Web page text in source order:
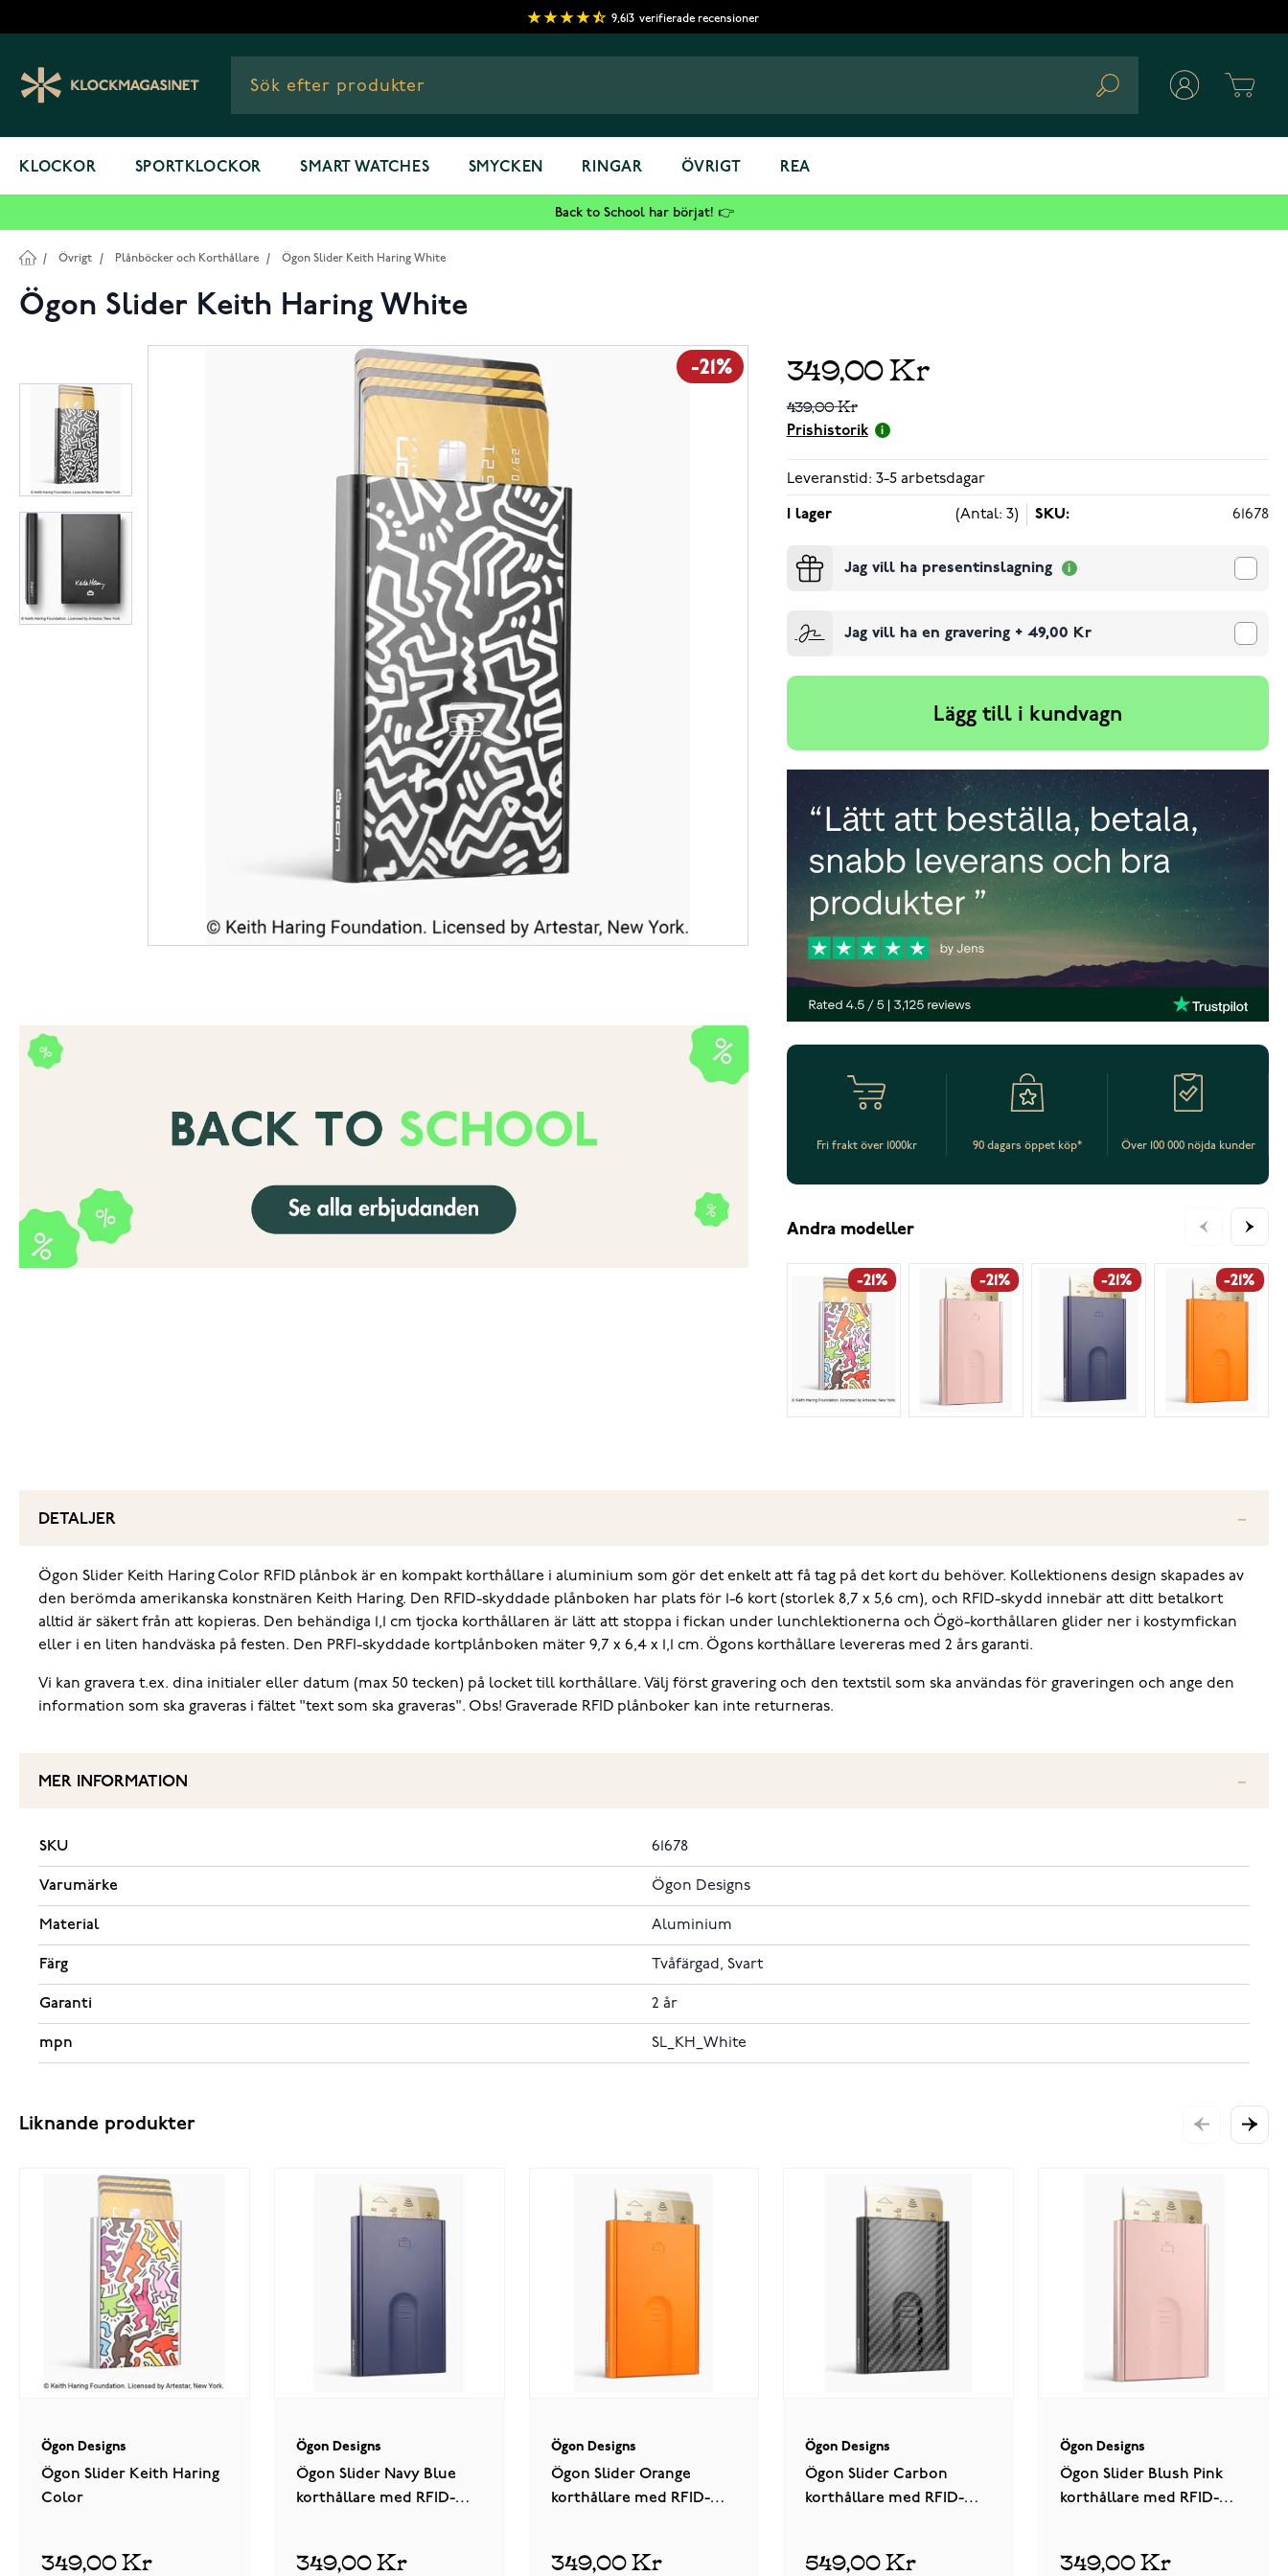
9,613 verifierade recensioner
Search
KLOCKOR SPORTKLOCKOR SMART WATCHES SMYCKEN RINGAR ÖVRIGT REA
Back to School har börjat! 👉
/ Övrigt / Plånböcker och Korthållare / Ögon Slider Keith Haring White
Ögon Slider Keith Haring White
-21% 349,00 Kr
439,00 Kr
Prishistorik
Leveranstid: 3-5 arbetsdagar
I lager (Antal: 3) SKU: 61678
Jag vill ha presentinslagning
Jag vill ha en gravering+ 49,00 Kr
Lägg till i kundvagn
Fri frakt över 1000kr 90 dagars öppet köp* Över 100 000 nöjda kunder
Andra modeller
-21% -21% -21% -21%
DETALJER
Ögon Slider Keith Haring Color RFID plånbok är en kompakt korthållare i aluminium som gör det enkelt att få tag på det kort du behöver. Kollektionens design skapades av
den berömda amerikanska konstnären Keith Haring. Den RFID-skyddade plånboken har plats för 1-6 kort (storlek 8,7 x 5,6 cm), och RFID-skydd innebär att ditt betalkort
alltid är säkert från att kopieras. Den behändiga 1,1 cm tjocka korthållaren är lätt att stoppa i fickan under lunchlektionerna och Ögö-korthållaren glider ner i kostymfickan
eller i en liten handväska på festen. Den PRFI-skyddade kortplånboken mäter 9,7 x 6,4 x 1,1 cm. Ögons korthållare levereras med 2 års garanti.
Vi kan gravera t.ex. dina initialer eller datum (max 50 tecken) på locket till korthållare. Välj först gravering och den textstil som ska användas för graveringen och ange den
information som ska graveras i fältet "text som ska graveras". Obs! Graverade RFID plånboker kan inte returneras.
MER INFORMATION
SKU 61678
Varumärke Ögon Designs
Material Aluminium
Färg Tvåfärgad, Svart
Garanti 2 år
mpn SL_KH_White
Liknande produkter
Ögon Designs
Ögon Slider Keith Haring
Color
349,00 Kr
Ögon Designs
Ögon Slider Navy Blue
korthållare med RFID-
349,00 Kr
Ögon Designs
Ögon Slider Orange
korthållare med RFID-
349,00 Kr
Ögon Designs
Ögon Slider Carbon
korthållare med RFID-
549,00 Kr
Ögon Designs
Ögon Slider Blush Pink
korthållare med RFID-
349,00 Kr